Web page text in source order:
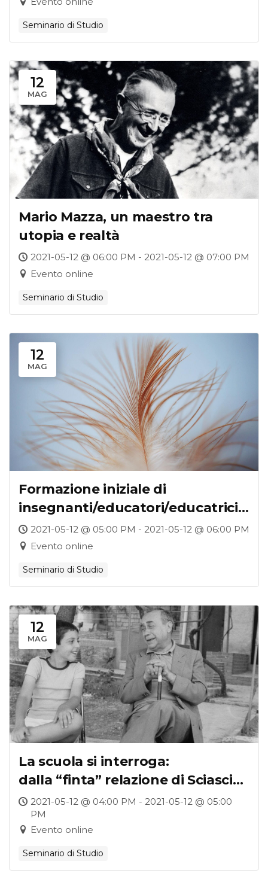
Seminario di Studio
12
MAG
Mario Mazza, un maestro tra
utopia e realtà
2021-05-12 @ 06:00 PM - 2021-05-12 @ 07:00 PM
Evento online
Seminario di Studio
12
MAG
Formazione iniziale di
insegnanti/educatori/educatrici
dell’infanzia e “idea di bambino”:
connessioni e riflessioni
2021-05-12 @ 05:00 PM - 2021-05-12 @ 06:00 PM
Evento online
Seminario di Studio
12
MAG
La scuola si interroga:
dalla “finta” relazione di Sciascia
alle storie vere di Starnone
2021-05-12 @ 04:00 PM - 2021-05-12 @ 05:00
PM
Evento online
Seminario di Studio